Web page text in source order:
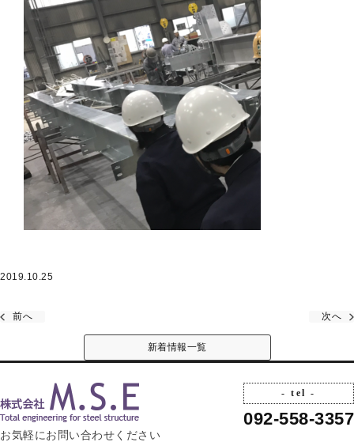
2019.10.25
前へ 次へ
新着情報一覧
お気軽にお問い合わせください
- tel -
092-558-3357